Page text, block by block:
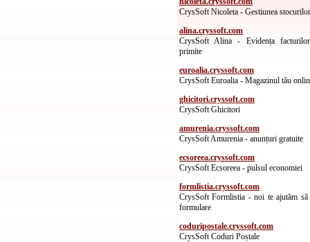
CrysSoft Nicoleta - Gestiunea stocurilor
alina.cryssoft.com
CrysSoft Alina - Evidența
primite
euroalia.cryssoft.com
CrysSoft Euroalia - Magazinul tău
ghicitori.cryssoft.com
CrysSoft Ghicitori
amurenia.cryssoft.com
CrysSoft Amurenia - anunțuri gratuite
ecsoreea.cryssoft.com
CrysSoft Ecsoreea - pulsul economiei
formlistia.cryssoft.com
CrysSoft Formlistia - noi te ajutăm să
formulare
coduripostale.cryssoft.com
CrysSoft Coduri Poștale